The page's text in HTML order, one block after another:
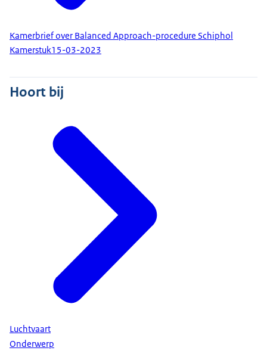
Kamerbrief over Balanced Approach-procedure Schiphol
Kamerstuk15-03-2023
Hoort bij
Luchtvaart
Onderwerp